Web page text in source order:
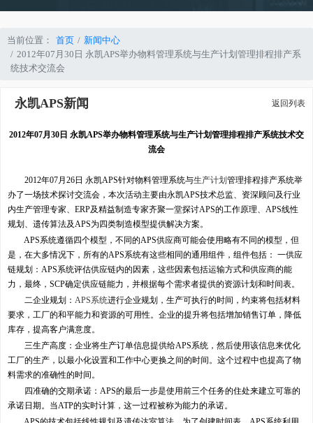
当前位置： 首页
新闻中心
2012年07月30日 永凯APS举办物料管理系统与生产计划管理排程排产系
统技术交流会
永凯APS新闻 返回列表
2012年07月30日 永凯APS举办物料管理系统与生产计划管理排程排产系统技术交
流会
2012年07月26日 永凯APS针对物料管理系统与生产计划 管理排程排产系统举
办了一场技术探讨交流会，本次活动主要由永凯APS技术总监、资深顾问及行业
内生产管理专家、ERP及精益制造专家齐聚一堂探讨APS的工作原理、APS线性
规划、遗传算法及APS为四类制造模型提供解决方案。
APS系统遵循四个模型，不同的APS供应商可能会使用略有不同的模型，但
是，在大多情况下，所有的APS系统有这些相同的通用组件，组件包括： 一供应
链规划：APS系统评估供应链内的因素，这些因素包括运输方式和供应商的能
力，最终，SCP确定供应链能力，并根据每个需求者提供的资源计划和时间表。
二企业规划： APS系统进行企业规划，生产可执行的时间，约束将包括材料
要求，工厂的和平能力和资源的可用性。企业的提升将包括增加销售订单，降低
库存，提高客户满意度。
三生产高度：企业将生产订单信息提供给APS系统，然后使用该信息来优化
工厂的生产，以最小化设置和工作中心更换之间的时间。这个过程中也提高了物
料需求的准确性的时间。
四准确的交期承诺：APS的最后一步是使用前三个任务的住处来建立可靠的
承诺日期。当ATP的实时计算，这一过程被称为能力的承诺。